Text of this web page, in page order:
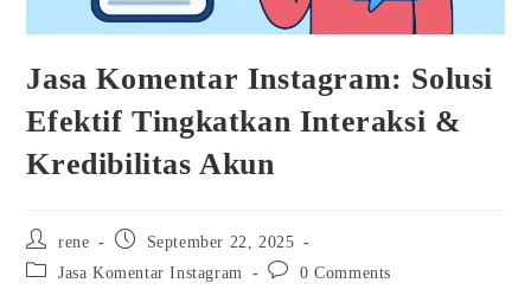
Jasa Komentar Instagram: Solusi
Efektif Tingkatkan Interaksi &
Kredibilitas Akun
Post
author:
rene
Post
September 22, 2025
Post Jasa Komentar Instagram
Post 0 Comments